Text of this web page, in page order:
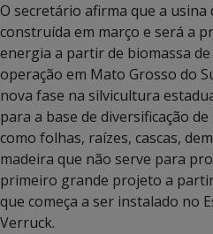
O secretário afirma que a usina
construída em março e será a
energia a partir de biomassa
operação em Mato Grosso do
nova fase na silvicultura
para a base de diversificação
como folhas, raízes, cascas,
madeira que não serve para
primeiro grande projeto a
que começa a ser instalado no
Verruck.